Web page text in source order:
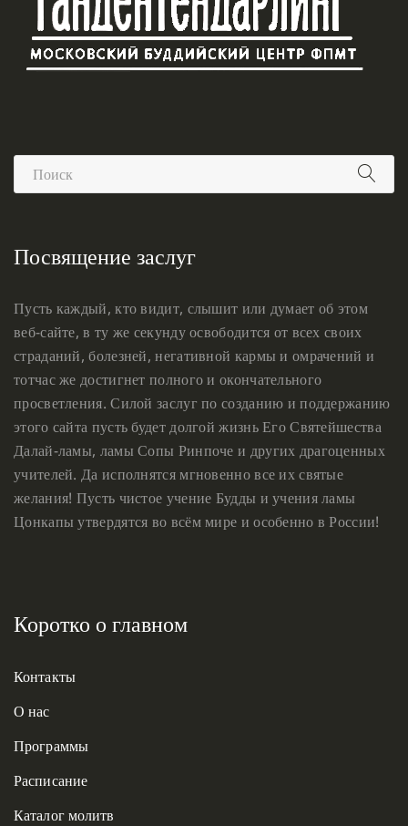
Посвящение заслуг
Пусть каждый, кто видит, слышит или думает об этом
веб-сайте, в ту же секунду освободится от всех своих
страданий, болезней, негативной кармы и омрачений и
тотчас же достигнет полного и окончательного
просветления. Силой заслуг по созданию и поддержанию
этого сайта пусть будет долгой жизнь Его Святейшества
Далай-ламы, ламы Сопы Ринпоче и других драгоценных
учителей. Да исполнятся мгновенно все их святые
желания! Пусть чистое учение Будды и учения ламы
Цонкапы утвердятся во всём мире и особенно в России!
Коротко о главном
Контакты
О нас
Программы
Расписание
Каталог молитв